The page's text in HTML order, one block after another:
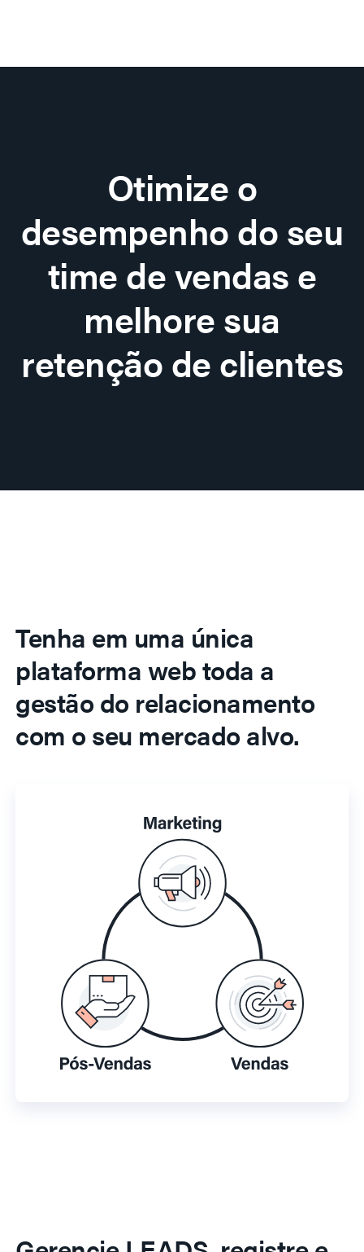
Otimize o
desempenho do seu
time de vendas e
melhore sua
retenção de clientes
Tenha em uma única
plataforma web toda a
gestão do relacionamento
com o seu mercado alvo.